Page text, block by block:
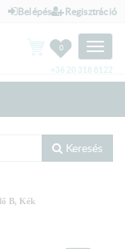
Belépés Regisztráció
Toggle
0
+36 20 318 8122
Keresés
B, Kék